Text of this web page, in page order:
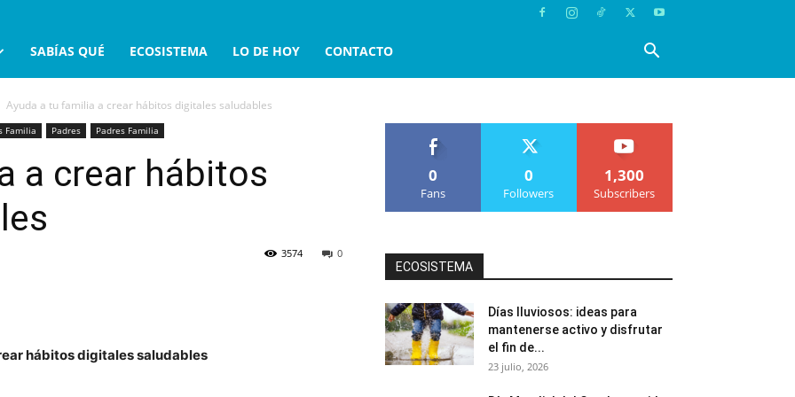
SABÍAS QUÉ ECOSISTEMA LO DE HOY CONTACTO
Ayuda a tu familia a crear hábitos digitales saludables
Familia Padres Padres Familia
a crear hábitos
0
3574
hábitos digitales saludables
0
Fans
0
Followers
1,300
Subscribers
ECOSISTEMA
Días lluviosos: ideas para
mantenerse activo y disfrutar
el fin de...
23 julio, 2026